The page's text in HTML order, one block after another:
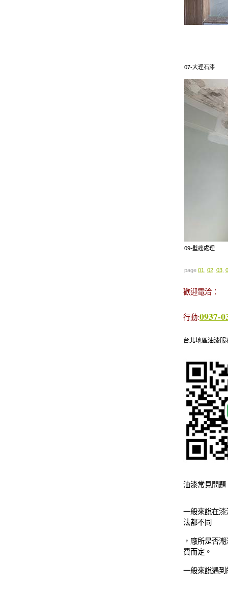
07-大理石漆
09-壁癌處理
page 01 02 03
歡迎電洽：
行動:0937-
台北地區油漆服
油漆常見問題
一般來說在
法都不同
，廠所是否
費而定。
一般來說遇